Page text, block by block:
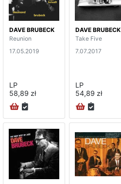
DAVE BRUBECK
Reunion
17.05.2019
LP
58,89 zł
DAVE BRUBECK
Take Five
7.07.2017
LP
54,89 zł